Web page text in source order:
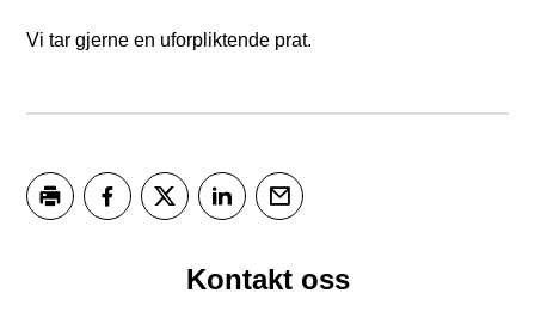
Vi tar gjerne en uforpliktende prat.
Kontakt oss